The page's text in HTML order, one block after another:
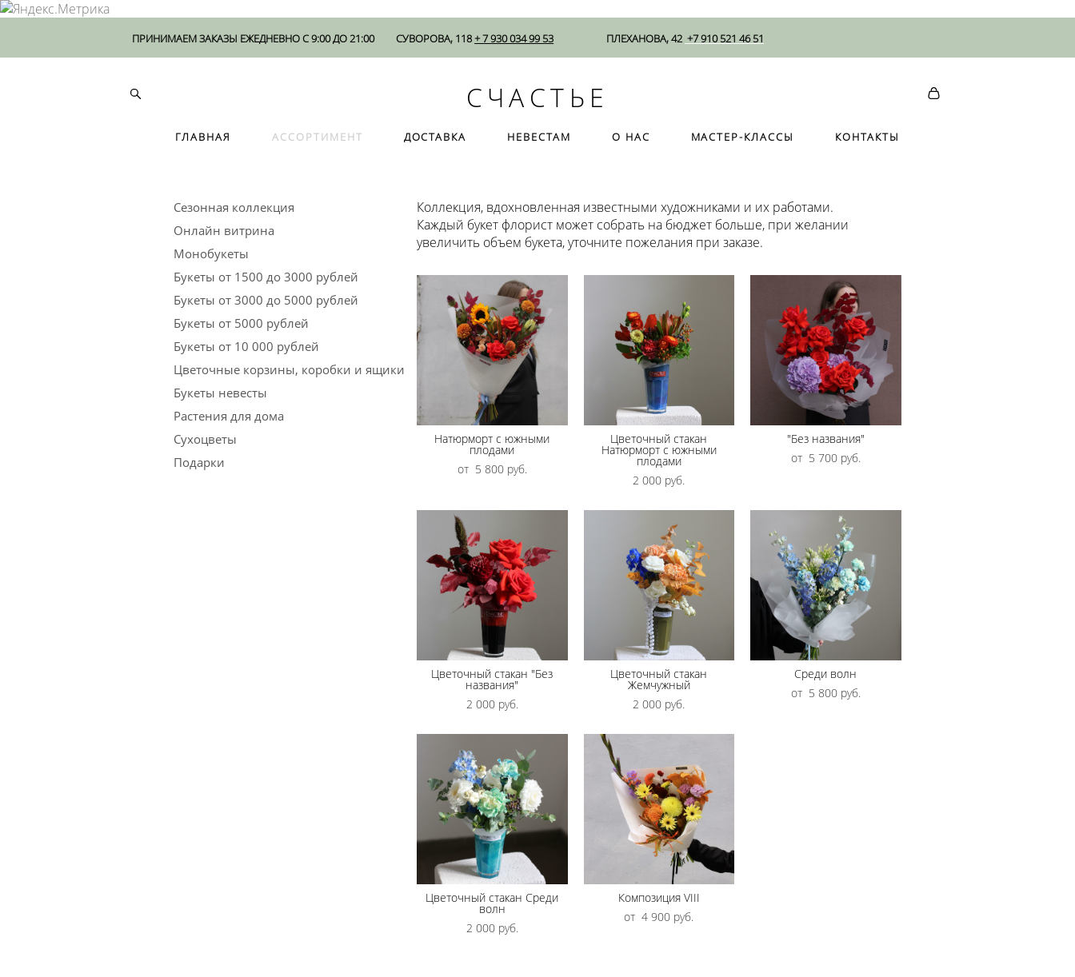
ПРИНИМАЕМ ЗАКАЗЫ ЕЖЕДНЕВНО С 9:00 ДО 21:00 СУВОРОВА, 118+ 7 930 034 99 53 ПЛЕХАНОВА, 42 +7 910 521 46 51
СЧАСТЬЕ
ГЛАВНАЯ АССОРТИМЕНТ ДОСТАВКА НЕВЕСТАМ О НАС МАСТЕР-КЛАССЫ КОНТАКТЫ
СЧАСТЬЕ
Сезонная коллекция
Онлайн витрина
Монобукеты
Букеты от 1500 до 3000 рублей
Букеты от 3000 до 5000 рублей
Букеты от 5000 рублей
Букеты от 10 000 рублей
Цветочные корзины, коробки и ящики
Букеты невесты
Растения для дома
Сухоцветы
Подарки
Коллекция, вдохновленная известными художниками и их работами.
Каждый букет флорист может собрать на бюджет больше, при желании
увеличить объем букета, уточните пожелания при заказе.
Натюрморт с южными
плодами
от 5 800 pуб.
Цветочный стакан
Натюрморт с южными
плодами
2 000 pуб.
"Без названия"
от 5 700 pуб.
Цветочный стакан "Без
названия"
2 000 pуб.
Цветочный стакан
Жемчужный
2 000 pуб.
Среди волн
от 5 800 pуб.
Цветочный стакан Среди
волн
2 000 pуб.
Композиция VIII
от 4 900 pуб.